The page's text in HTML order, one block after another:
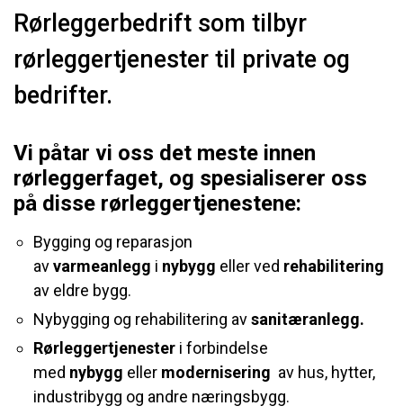
Rørleggerbedrift som tilbyr
rørleggertjenester til private og
bedrifter.
Vi påtar vi oss det meste innen
rørleggerfaget, og spesialiserer oss
på disse rørleggertjenestene:
Bygging og reparasjon
avvarmeanlegg i nybygg eller ved rehabilitering
av eldre bygg.
Nybygging og rehabilitering avsanitæranlegg.
Rørleggertjenester i forbindelse
med nybygg eller modernisering av hus, hytter,
industribygg og andre næringsbygg.